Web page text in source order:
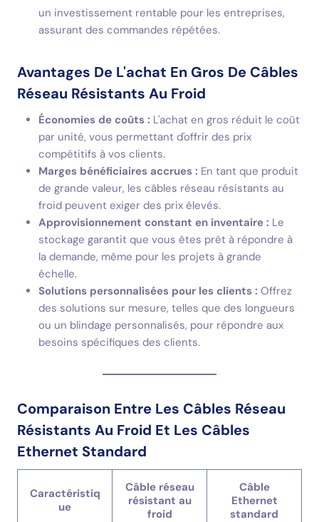
un investissement rentable pour les entreprises,
assurant des commandes répétées.
Avantages De L'achat En Gros De Câbles
Réseau Résistants Au Froid
Économies de coûts : L'achat en gros réduit le coût
par unité, vous permettant d'offrir des prix
compétitifs à vos clients.
Marges bénéficiaires accrues : En tant que produit
de grande valeur, les câbles réseau résistants au
froid peuvent exiger des prix élevés.
Approvisionnement constant en inventaire : Le
stockage garantit que vous êtes prêt à répondre à
la demande, même pour les projets à grande
échelle.
Solutions personnalisées pour les clients : Offrez
des solutions sur mesure, telles que des longueurs
ou un blindage personnalisés, pour répondre aux
besoins spécifiques des clients.
Comparaison Entre Les Câbles Réseau
Résistants Au Froid Et Les Câbles
Ethernet Standard
Caractéristiq
ue
Câble réseau
résistant au
froid
Câble
Ethernet
standard